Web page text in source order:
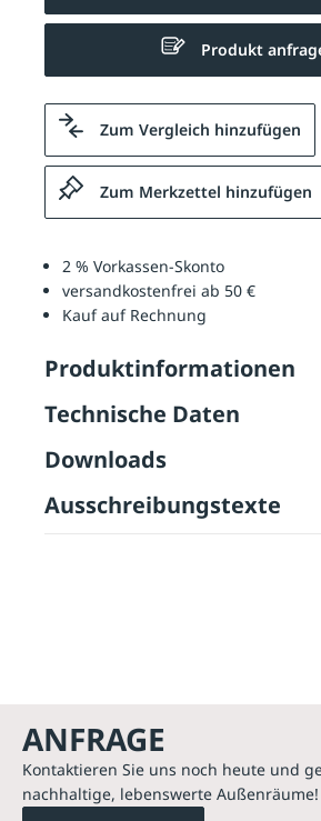
Produkt
Zum Vergleich hinzufügen
Zum Merkzettel hinzufügen
2 % Vorkassen-Skonto
versandkostenfrei ab 50 €
Kauf auf Rechnung
Produktinformationen
Technische Daten
Downloads
Ausschreibungstexte
ANFRAGE
Kontaktieren Sie uns noch heute und
nachhaltige, lebenswerte Außenräume!